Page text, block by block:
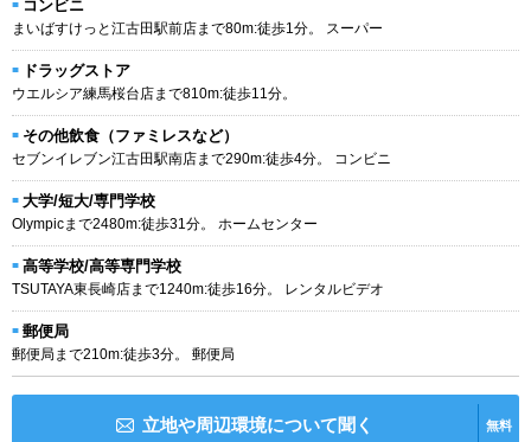
コンビニ
まいばすけっと江古田駅前店まで80m:徒歩1分。 スーパー
ドラッグストア
ウエルシア練馬桜台店まで810m:徒歩11分。
その他飲食（ファミレスなど）
セブンイレブン江古田駅南店まで290m:徒歩4分。 コンビニ
大学/短大/専門学校
Olympicまで2480m:徒歩31分。 ホームセンター
高等学校/高等専門学校
TSUTAYA東長崎店まで1240m:徒歩16分。 レンタルビデオ
郵便局
郵便局まで210m:徒歩3分。 郵便局
立地や周辺環境について聞く 無料